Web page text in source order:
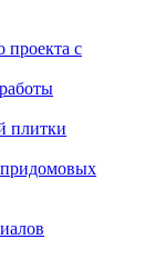
проекта с
плитки